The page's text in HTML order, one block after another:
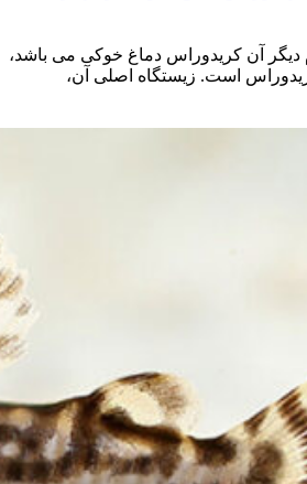
آن کریدوراس دماغ خوکی می باشد،
است. زیستگاه اصلی آن،